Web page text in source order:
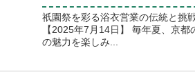
祇園祭を彩る浴衣営業の伝統と挑戦【2025年7月14日】
【2025年7月14日】 毎年夏、京都の街は祇園祭で賑わい、地元住民や観光客が一体となってそ
の魅力を楽しみ...